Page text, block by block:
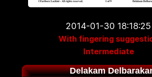
2014-01-30 18:18:25
With fingering
Intermediate
Delakam